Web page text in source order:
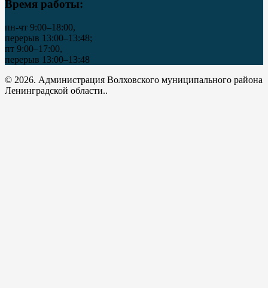
Время работы:
пн-чт 9:00–18:00,
перерыв 13:00–13:48;
пт 9:00–17:00,
перерыв 13:00–13:48
© 2026. Администрация Волховского муниципального района
Ленинградской области..